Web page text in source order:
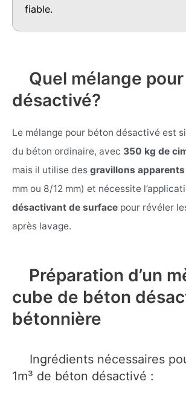
fiable.
Quel mélange
désactivé?
Le mélange pour béton désactivé est
du béton ordinaire, avec 350 kg de
mais il utilise des gravillons apparents
mm ou 8/12 mm) et nécessite
désactivant de surface pour révéler
après lavage.
Préparation d’un
cube de béton
bétonnière
Ingrédients nécessaires
1m³ de béton désactivé :